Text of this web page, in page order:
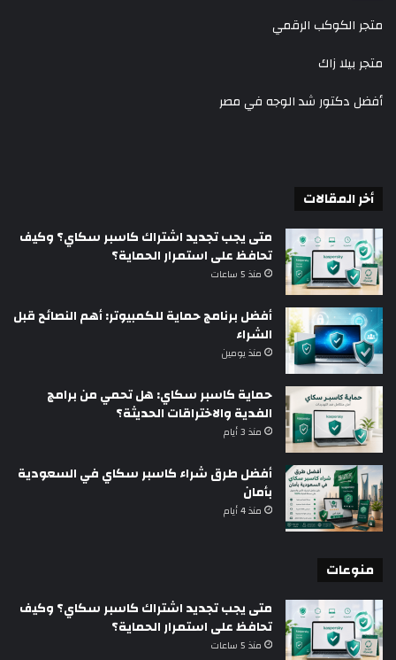
متجر الكوكب الرقمي
متجر بيلا زاك
أفضل دكتور شد الوجه في مصر
أخر المقالات
متى يجب تجديد اشتراك كاسبر سكاي؟ وكيف
تحافظ على استمرار الحماية؟
منذ 5 ساعات
أفضل برنامج حماية للكمبيوتر: أهم النصائح قبل
الشراء
منذ يومين
حماية كاسبر سكاي: هل تحمي من برامج
الفدية والاختراقات الحديثة؟
منذ 3 أيام
أفضل طرق شراء كاسبر سكاي في السعودية
بأمان
منذ 4 أيام
منوعات
متى يجب تجديد اشتراك كاسبر سكاي؟ وكيف
تحافظ على استمرار الحماية؟
منذ 5 ساعات